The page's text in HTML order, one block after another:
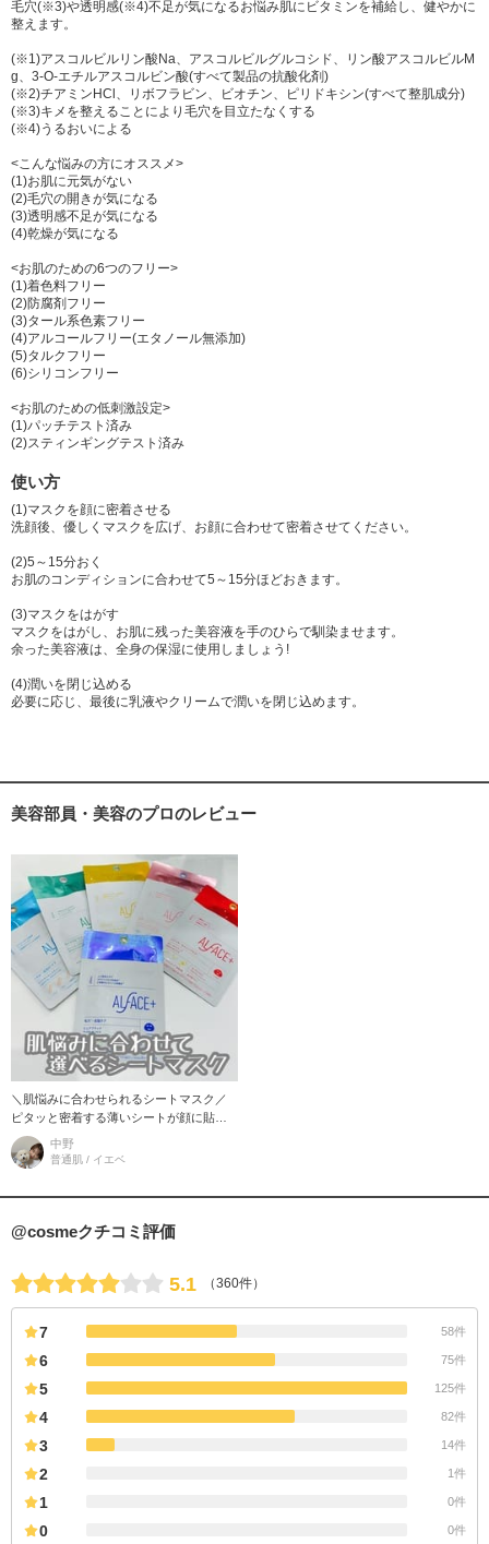
毛穴(※3)や透明感(※4)不足が気になるお悩み肌にビタミンを補給し、健やかに
整えます。
(※1)アスコルビルリン酸Na、アスコルビルグルコシド、リン酸アスコルビルM
g、3-O-エチルアスコルビン酸(すべて製品の抗酸化剤)
(※2)チアミンHCl、リボフラビン、ビオチン、ピリドキシン(すべて整肌成分)
(※3)キメを整えることにより毛穴を目立たなくする
(※4)うるおいによる
<こんな悩みの方にオススメ>
(1)お肌に元気がない
(2)毛穴の開きが気になる
(3)透明感不足が気になる
(4)乾燥が気になる
<お肌のための6つのフリー>
(1)着色料フリー
(2)防腐剤フリー
(3)タール系色素フリー
(4)アルコールフリー(エタノール無添加)
(5)タルクフリー
(6)シリコンフリー
<お肌のための低刺激設定>
(1)パッチテスト済み
(2)スティンギングテスト済み
使い方
(1)マスクを顔に密着させる
洗顔後、優しくマスクを広げ、お顔に合わせて密着させてください。
(2)5～15分おく
お肌のコンディションに合わせて5～15分ほどおきます。
(3)マスクをはがす
マスクをはがし、お肌に残った美容液を手のひらで馴染ませます。
余った美容液は、全身の保湿に使用しましょう!
(4)潤いを閉じ込める
必要に応じ、最後に乳液やクリームで潤いを閉じ込めます。
美容部員・美容のプロのレビュー
＼肌悩みに合わせられるシートマスク／
ピタッと密着する薄いシートが顔に貼り
やすい！ ①ピュアブラック（毛穴・皮
脂） 竹炭を練り込んだ真っ
中野
普通肌 / イエベ
@cosmeクチコミ評価
5.1 （360件）
7 58件
6 75件
5 125件
4 82件
3 14件
2 1件
1 0件
0 0件